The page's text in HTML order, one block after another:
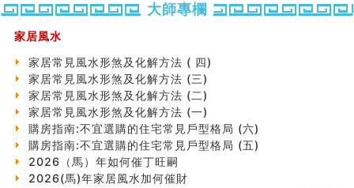
六爻占卜预测考试结果
四墓库真诠
意！
精选1500个五行属金的字
玄空本义(九)
八字十神与坐基关系详解
精选1000个五行属土的字
人的面相看财运
玄空本义(八)
六爻算卦：测腹中胎儿是男是女
大師專欄
家居風水
家居常見風水形煞及化解方法 ( 四)
家居常見風水形煞及化解方法 (三)
家居常見風水形煞及化解方法 (二)
家居常見風水形煞及化解方法 (一)
購房指南:不宜選購的住宅常見戶型格局 (六)
購房指南:不宜選購的住宅常見戶型格局 (五)
2026（馬）年如何催丁旺嗣
2026(馬)年家居風水加何催財